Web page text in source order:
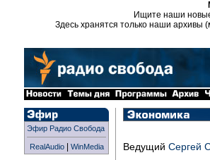
Ищите наши
Здесь хранятся только наши архивы
Эфир Радио Свобода
RealAudio| WinMedia Ведущий Сергей